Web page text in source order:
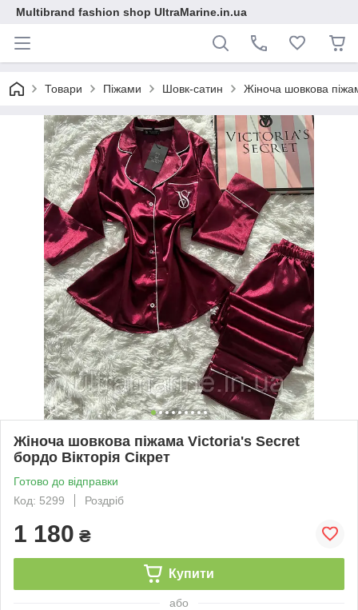
Multibrand fashion shop UltraMarine.in.ua
Товари Піжами Шовк-сатин Жіноча шовкова
Жіноча шовкова піжама Victoria's Secret
бордо Вікторія Сікрет
Готово до відправки
Код: 5299
Роздріб
1 180 ₴
Купити
або